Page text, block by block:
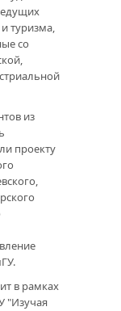
туризма,
со
из
проекту
в рамках
"Изучая